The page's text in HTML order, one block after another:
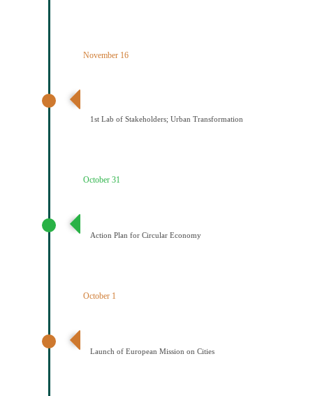
November 16
1st Lab of Stakeholders; Urban Transformation
October 31
Action Plan for Circular Economy
October 1
Launch of European Mission on Cities